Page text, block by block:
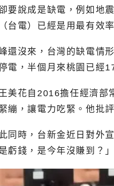
要說成是缺電，例如地
台電）已經是用最有效
還沒來，台灣的缺電情
電，半個月來桃園已經
美花自2016擔任經濟部
繃，讓電力吃緊。他批
同時，台新金近日對外
虧錢，是今年沒賺到？」